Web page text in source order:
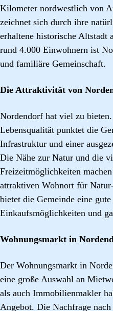
Kilometer nordwestlich von
zeichnet sich durch ihre
erhaltene historische
rund 4.000 Einwohnern ist
und familiäre Gemeinschaft.
Die Attraktivität von
Nordendorf hat viel zu
Lebensqualität punktet die
Infrastruktur und einer
Die Nähe zur Natur und die
Freizeitmöglichkeiten
attraktiven Wohnort für
bietet die Gemeinde eine
Einkaufsmöglichkeiten und
Wohnungsmarkt in
Der Wohnungsmarkt in
eine große Auswahl an
als auch Immobilienmakler
Angebot. Die Nachfrage